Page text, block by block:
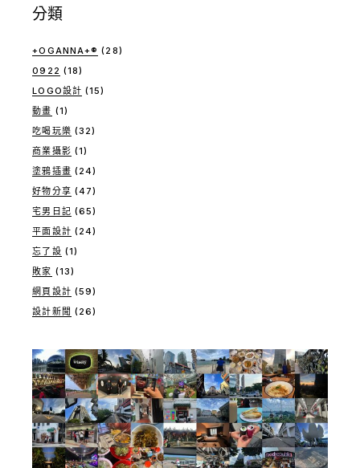
分類
+OGANNA+® (28)
0922 (18)
LOGO設計 (15)
動畫 (1)
吃喝玩樂 (32)
商業攝影 (1)
塗鴉插畫 (24)
好物分享 (47)
宅男日記 (65)
平面設計 (24)
忘了設 (1)
敗家 (13)
網頁設計 (59)
設計新聞 (26)